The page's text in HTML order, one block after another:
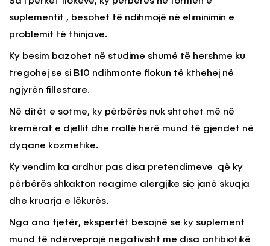
suplementit , besohet të ndihmojë në eliminimin e
problemit të thinjave.
Ky besim bazohet në studime shumë të hershme ku
tregohej se si B10 ndihmonte flokun të kthehej në
ngjyrën fillestare.
Në ditët e sotme, ky përbërës nuk shtohet më në
kremërat e djellit dhe rrallë herë mund të gjendet në
dyqane kozmetike.
Ky vendim ka ardhur pas disa pretendimeve që ky
përbërës shkakton reagime alergjike siç janë skuqja
dhe kruarja e lëkurës.
Nga ana tjetër, ekspertët besojnë se ky suplement
mund të ndërveprojë negativisht me disa antibiotikë